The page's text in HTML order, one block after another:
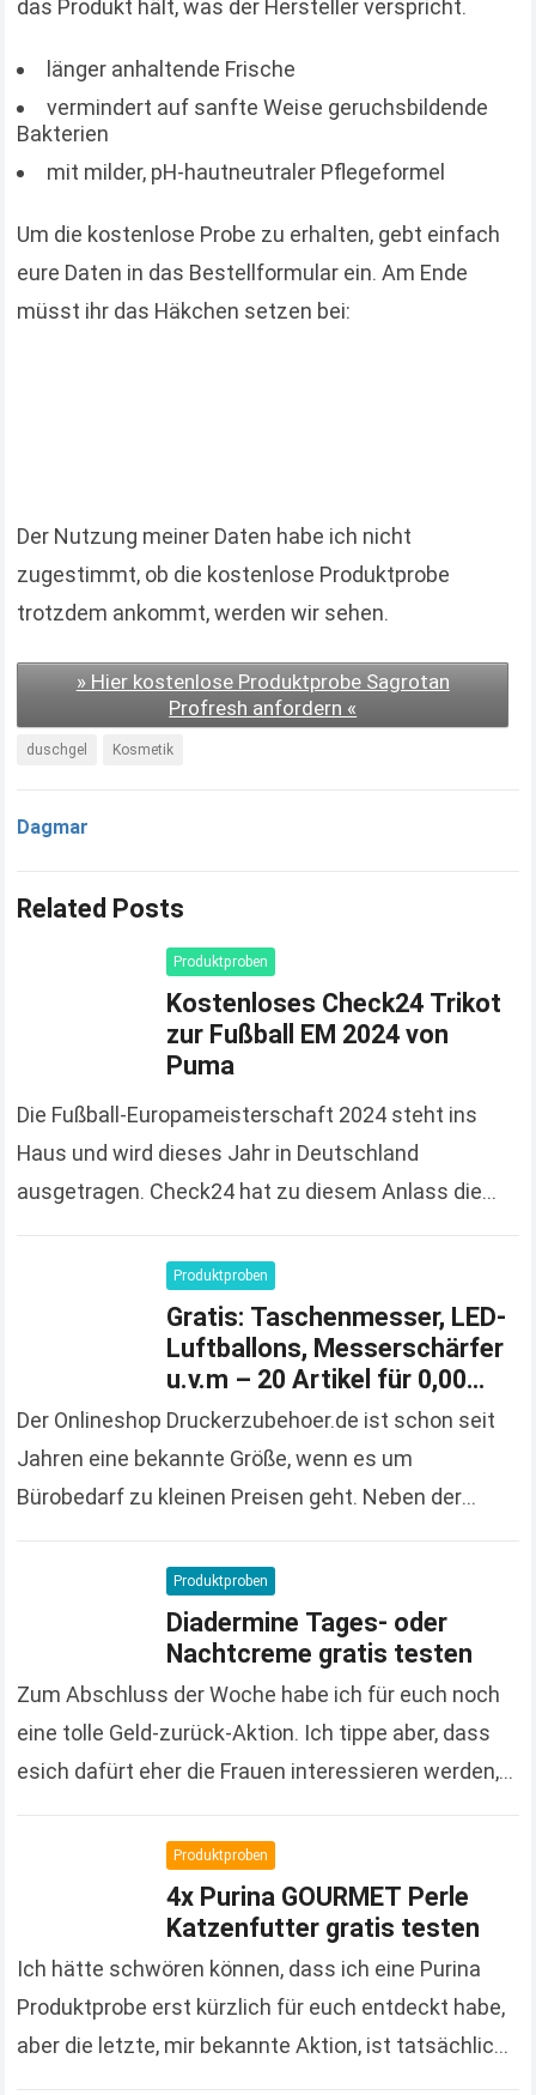
das Produkt hält, was der Hersteller verspricht.
länger anhaltende Frische
vermindert auf sanfte Weise geruchsbildende
Bakterien
mit milder, pH-hautneutraler Pflegeformel
Um die kostenlose Probe zu erhalten, gebt einfach
eure Daten in das Bestellformular ein. Am Ende
müsst ihr das Häkchen setzen bei:
Der Nutzung meiner Daten habe ich nicht
zugestimmt, ob die kostenlose Produktprobe
trotzdem ankommt, werden wir sehen.
» Hier kostenlose Produktprobe Sagrotan
Profresh anfordern «
duschgel Kosmetik
Dagmar
Related Posts
Produktproben
Kostenloses Check24 Trikot
zur Fußball EM 2024 von
Puma
Die Fußball-Europameisterschaft 2024 steht ins
Haus und wird dieses Jahr in Deutschland
ausgetragen. Check24 hat zu diesem Anlass die
solange der Vorrat reicht und 100%…
Produktproben
Gratis: Taschenmesser, LED-
Luftballons, Messerschärfer
u.v.m – 20 Artikel für 0,00
Euro bestellen
Der Onlineshop Druckerzubehoer.de ist schon seit
Jahren eine bekannte Größe, wenn es um
Bürobedarf zu kleinen Preisen geht. Neben der
Onlineshop auch immer wieder…
Produktproben
Diadermine Tages- oder
Nachtcreme gratis testen
Zum Abschluss der Woche habe ich für euch noch
eine tolle Geld-zurück-Aktion. Ich tippe aber, dass
esich dafürt eher die Frauen interessieren werden,
Produktproben
4x Purina GOURMET Perle
Katzenfutter gratis testen
Ich hätte schwören können, dass ich eine Purina
Produktprobe erst kürzlich für euch entdeckt habe,
aber die letzte, mir bekannte Aktion, ist tatsächlich